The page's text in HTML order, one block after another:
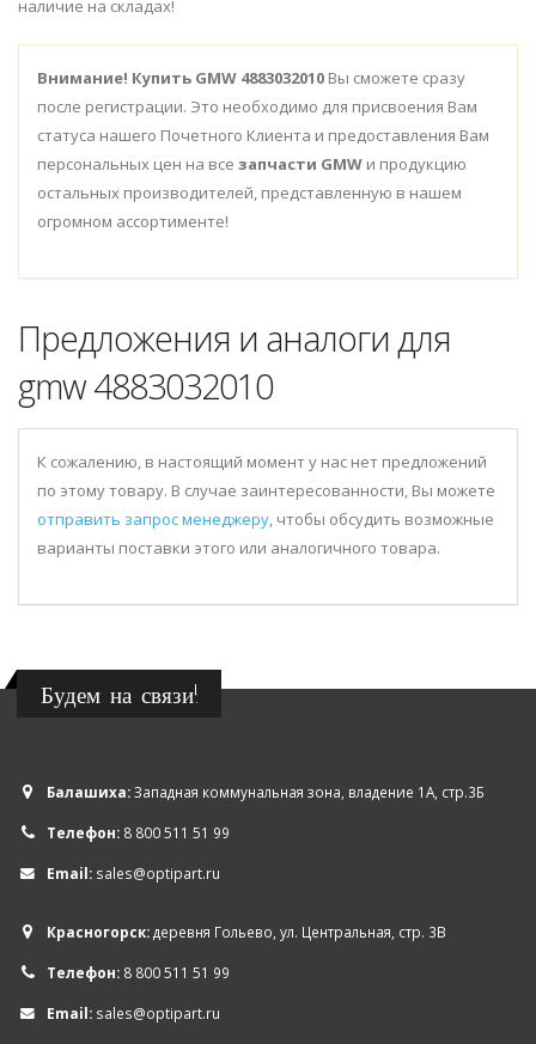
наличие на складах!
Внимание! Купить GMW 4883032010 Вы сможете сразу
после регистрации. Это необходимо для присвоения Вам
статуса нашего Почетного Клиента и предоставления Вам
персональных цен на все запчасти GMW и продукцию
остальных производителей, представленную в нашем
огромном ассортименте!
Предложения и аналоги для
gmw 4883032010
К сожалению, в настоящий момент у нас нет предложений
по этому товару. В случае заинтересованности, Вы можете
отправить запрос менеджеру, чтобы обсудить возможные
варианты поставки этого или аналогичного товара.
Будем на связи!
Балашиха:Западная коммунальная зона, владение 1А, стр.3Б
Телефон: 8 800 511 51 99
Email: sales@optipart.ru
Красногорск:деревня Гольево, ул. Центральная, стр. 3В
Телефон: 8 800 511 51 99
Email: sales@optipart.ru